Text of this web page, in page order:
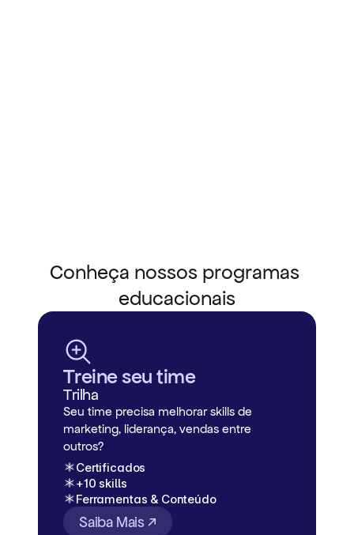
Conheça nossos programas
educacionais
Treine seu time
Trilha
Seu time precisa melhorar skills de
marketing, liderança, vendas entre
outros?
Certificados
+10 skills
Ferramentas & Conteúdo
Saiba Mais ↗